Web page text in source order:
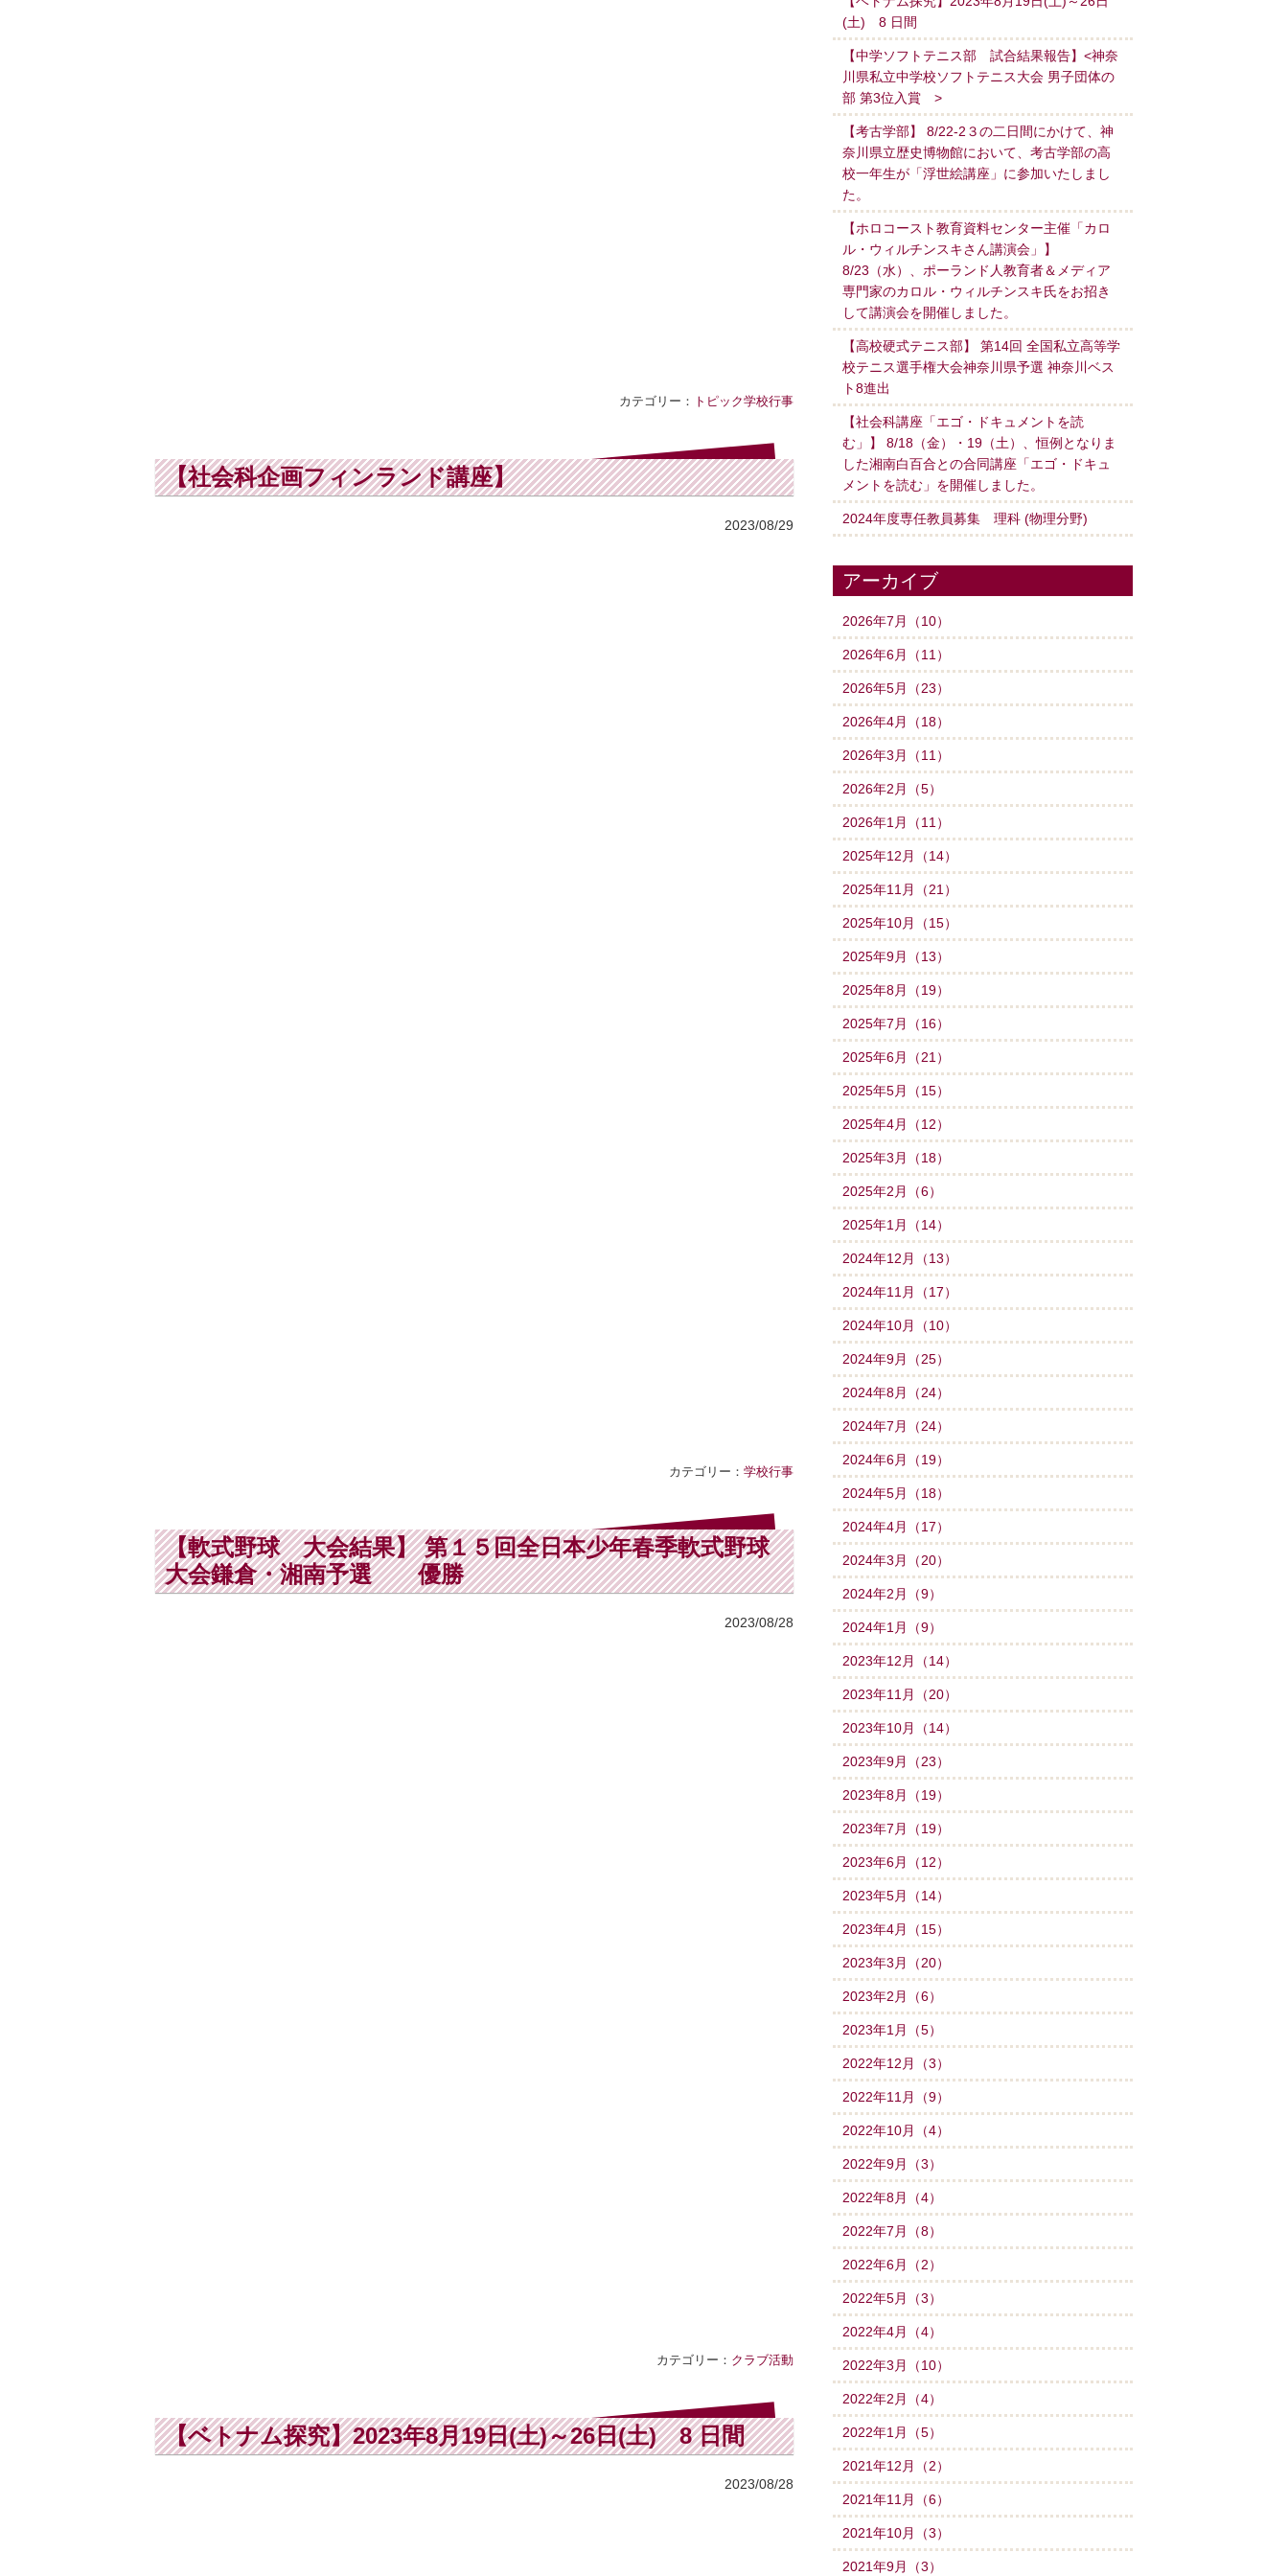
カテゴリー： トピック学校行事
【社会科企画フィンランド講座】
2023/08/29
カテゴリー：学校行事
【軟式野球 大会結果】 第１５回全日本少年春季軟式野球
大会鎌倉・湘南予選 優勝
2023/08/28
カテゴリー： クラブ活動
【ベトナム探究】2023年8月19日(土)～26日(土) 8 日間
2023/08/28
(土) 8 日間
【中学ソフトテニス部 試合結果報告】<神奈
川県私立中学校ソフトテニス大会 男子団体の
部 第3位入賞 >
【考古学部】 8/22-2３の二日間にかけて、神
奈川県立歴史博物館において、考古学部の高
校一年生が「浮世絵講座」に参加いたしまし
た。
【ホロコースト教育資料センター主催「カロ
ル・ウィルチンスキさん講演会」】
8/23（水）、ポーランド人教育者＆メディア
専門家のカロル・ウィルチンスキ氏をお招き
して講演会を開催しました。
【高校硬式テニス部】 第14回 全国私立高等学
校テニス選手権大会神奈川県予選 神奈川ベス
ト8進出
【社会科講座「エゴ・ドキュメントを読
む」】 8/18（金）・19（土）、恒例となりま
した湘南白百合との合同講座「エゴ・ドキュ
メントを読む」を開催しました。
2024年度専任教員募集 理科 (物理分野)
アーカイブ
2026年7月（10）
2026年6月（11）
2026年5月（23）
2026年4月（18）
2026年3月（11）
2026年2月（5）
2026年1月（11）
2025年12月（14）
2025年11月（21）
2025年10月（15）
2025年9月（13）
2025年8月（19）
2025年7月（16）
2025年6月（21）
2025年5月（15）
2025年4月（12）
2025年3月（18）
2025年2月（6）
2025年1月（14）
2024年12月（13）
2024年11月（17）
2024年10月（10）
2024年9月（25）
2024年8月（24）
2024年7月（24）
2024年6月（19）
2024年5月（18）
2024年4月（17）
2024年3月（20）
2024年2月（9）
2024年1月（9）
2023年12月（14）
2023年11月（20）
2023年10月（14）
2023年9月（23）
2023年8月（19）
2023年7月（19）
2023年6月（12）
2023年5月（14）
2023年4月（15）
2023年3月（20）
2023年2月（6）
2023年1月（5）
2022年12月（3）
2022年11月（9）
2022年10月（4）
2022年9月（3）
2022年8月（4）
2022年7月（8）
2022年6月（2）
2022年5月（3）
2022年4月（4）
2022年3月（10）
2022年2月（4）
2022年1月（5）
2021年12月（2）
2021年11月（6）
2021年10月（3）
2021年9月（3）